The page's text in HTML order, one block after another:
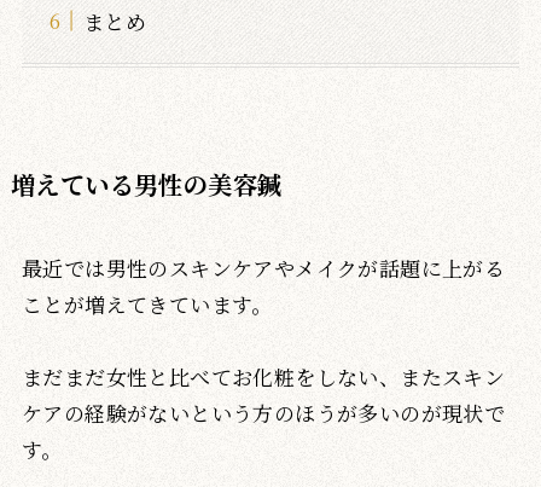
まとめ
増えている男性の美容鍼
最近では男性のスキンケアやメイクが話題に上がる
ことが増えてきています。
まだまだ女性と比べてお化粧をしない、またスキン
ケアの経験がないという方のほうが多いのが現状で
す。